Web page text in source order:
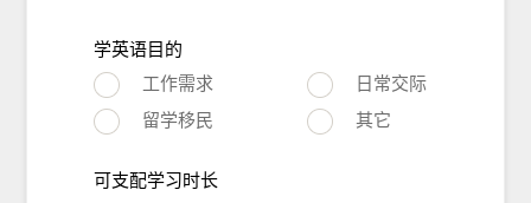
学英语目的
工作需求
日常交际
留学移民
其它
可支配学习时长